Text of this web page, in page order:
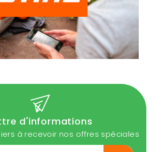
d'informations
à recevoir nos offres spéciales